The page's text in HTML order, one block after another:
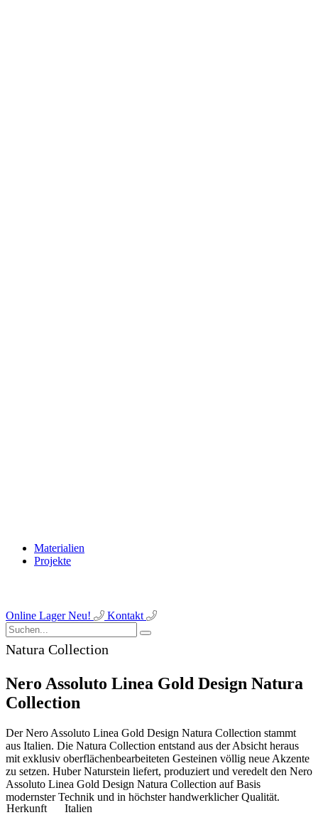
Materialien
Projekte
Online LagerNeu! Kontakt
Natura Collection
Nero Assoluto Linea Gold Design Natura
Collection
Der Nero Assoluto Linea Gold Design Natura Collection stammt
aus Italien. Die Natura Collection entstand aus der Absicht heraus
mit exklusiv oberflächenbearbeiteten Gesteinen völlig neue Akzente
zu setzen. Huber Naturstein liefert, produziert und veredelt den Nero
Assoluto Linea Gold Design Natura Collection auf Basis
modernster Technik und in höchster handwerklicher Qualität.
Herkunft
Italien